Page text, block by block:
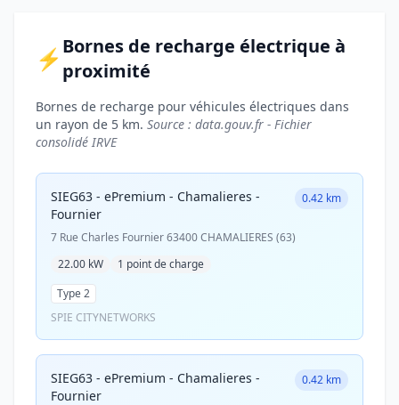
⚡ Bornes de recharge électrique à
proximité
Bornes de recharge pour véhicules électriques dans
un rayon de 5 km. Source : data.gouv.fr - Fichier
consolidé IRVE
SIEG63 - ePremium - Chamalieres -
Fournier
0.42 km
7 Rue Charles Fournier 63400 CHAMALIERES (63)
22.00 kW
1 point de charge
Type 2
SPIE CITYNETWORKS
SIEG63 - ePremium - Chamalieres -
Fournier
0.42 km